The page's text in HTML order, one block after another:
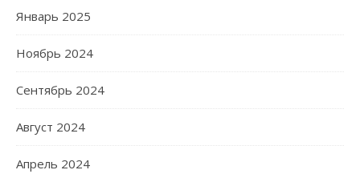
Январь 2025
Ноябрь 2024
Сентябрь 2024
Август 2024
Апрель 2024